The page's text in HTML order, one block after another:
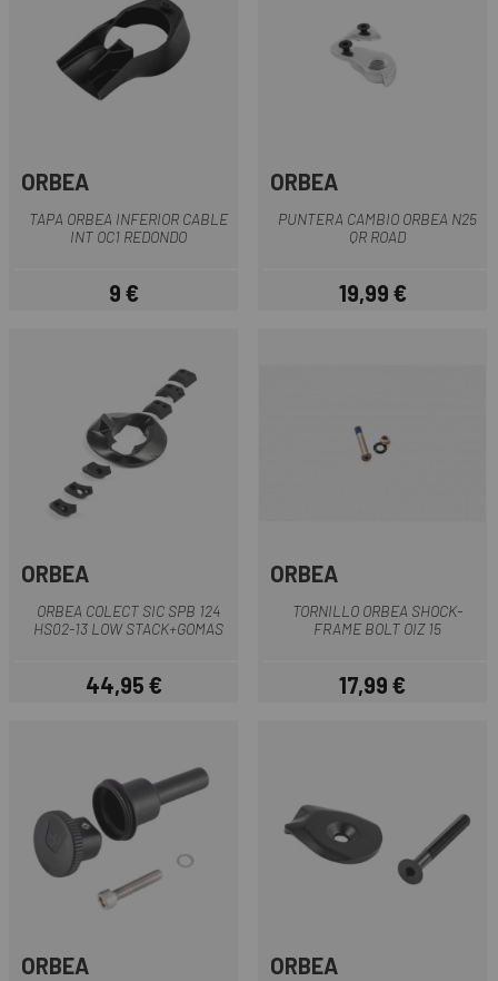
ORBEA
TAPA ORBEA INFERIOR CABLE
INT OC1 REDONDO
Precio
9 €
ORBEA
PUNTERA CAMBIO ORBEA N25
QR ROAD
Precio
19,99 €
ORBEA
ORBEA COLECT SIC SPB 124
HS02-13 LOW STACK+GOMAS
Precio
44,95 €
ORBEA
TORNILLO ORBEA SHOCK-
FRAME BOLT OIZ 15
Precio
17,99 €
ORBEA ORBEA